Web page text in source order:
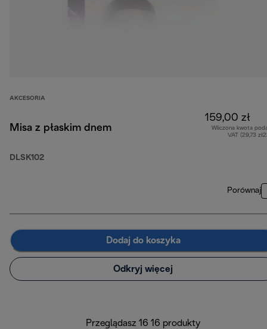
AKCESORIA
Misa z płaskim dnem
DLSK102
159,00 zł
Wliczona kwota
VAT (29,73
Porównaj
Dodaj do koszyka
Odkryj więcej
Przeglądasz 16 16 produkty